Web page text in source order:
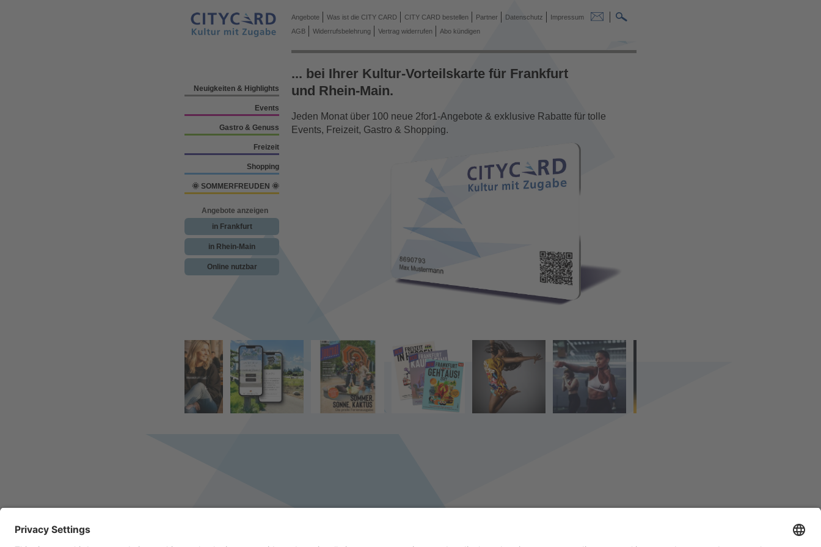
Neuigkeiten & Highlights
Events
Gastro & Genuss
Freizeit
Shopping
🌞 SOMMERFREUDEN 🌞
Angebote anzeigen
in Frankfurt
in Rhein-Main
Online nutzbar
Angebote Was ist die CITY CARD CITY CARD bestellen Partner Datenschutz
Impressum
AGB
Widerrufsbelehrung Vertrag widerrufen Abo kündigen
... bei Ihrer Kultur-Vorteilskarte für Frankfurt
und Rhein-Main.
Jeden Monat über 100 neue 2for1-Angebote & exklusive Rabatte für tolle
Events, Freizeit, Gastro & Shopping.